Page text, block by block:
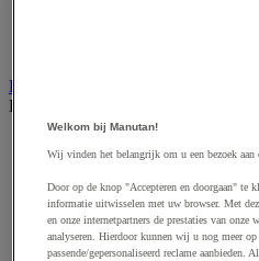
Elektrische toebehoren en verlichting
Bekijk de hele productgroep
Batterij, oplader en kabel
Elektrische kabel
Elektrische uitrusting
Verlengsnoer, stekkerdoos
Wandcontactdoos en
Welkom bij Manutan!
Wij vinden het belangrijk om u een bezoek aan
Door op de knop "Accepteren en doorgaan" te
informatie uitwisselen met uw browser. Met
en onze internetpartners de prestaties van
analyseren. Hierdoor kunnen wij u nog meer
passende/gepersonaliseerd reclame aanbieden.